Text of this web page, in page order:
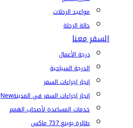
مواعيد الرحلات
حالة الرحلة
السفر معنا
درجة الأعمال
الدرجة السياحية
إنجاز إجراءات السفر
إنجاز إجراءات السفر في المدينةNew
خدمات المساعدة لأصحاب الهمم
طائرة بوينغ 737 ماكس